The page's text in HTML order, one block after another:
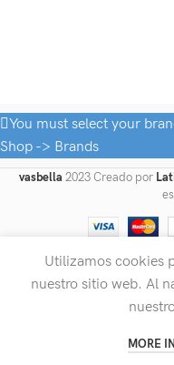
You must select your
Shop -> Brands
vasbella 2023 Creado por
Utilizamos cookies
nuestro sitio web. Al
MORE